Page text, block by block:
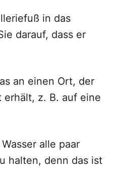
in das
darauf, dass er
an einen Ort, der
z. B. auf eine
alle paar
halten, denn das ist